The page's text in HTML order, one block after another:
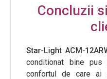
Concluzii
Star-Light ACM-
conditionat bine
confortul de care ai